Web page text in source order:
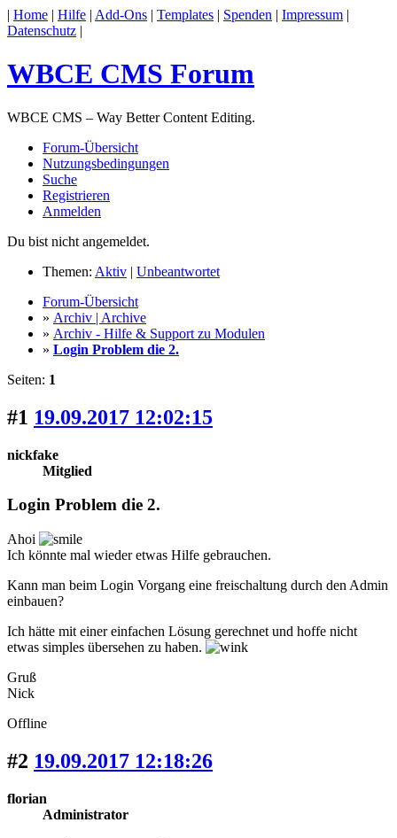
| Home | Hilfe | Add-Ons | Templates | Spenden | Impressum |
Datenschutz |
WBCE CMS Forum
WBCE CMS – Way Better Content Editing.
Forum-Übersicht
Nutzungsbedingungen
Suche
Registrieren
Anmelden
Du bist nicht angemeldet.
Themen: Aktiv | Unbeantwortet
Forum-Übersicht
» Archiv | Archive
» Archiv - Hilfe & Support zu Modulen
» Login Problem die 2.
Seiten: 1
#1 19.09.2017 12:02:15
nickfake
Mitglied
Login Problem die 2.
Ahoi
Ich könnte mal wieder etwas Hilfe gebrauchen.
Kann man beim Login Vorgang eine freischaltung durch den Admin
einbauen?
Ich hätte mit einer einfachen Lösung gerechnet und hoffe nicht
etwas simples übersehen zu haben.
Gruß
Nick
Offline
#2 19.09.2017 12:18:26
florian
Administrator